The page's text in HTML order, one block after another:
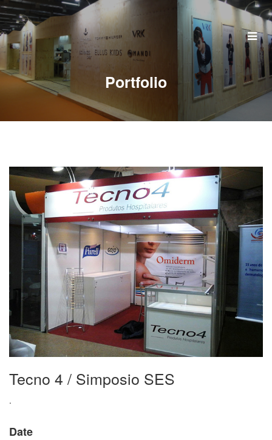
Portfolio
Tecno 4 / Simposio SES
.
Date
Home
Serviços
Portfolio
Perguntas Frequentes
Contato